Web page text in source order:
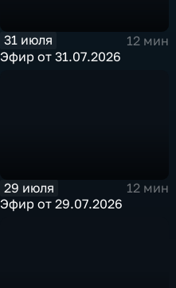
31 июля
12 мин
Эфир от 31.07.2026
29 июля
12 мин
Эфир от 29.07.2026